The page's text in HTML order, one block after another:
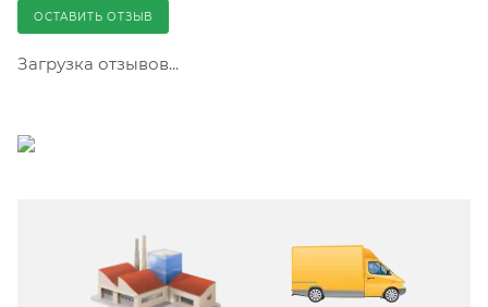
ОСТАВИТЬ ОТЗЫВ
Загрузка отзывов...